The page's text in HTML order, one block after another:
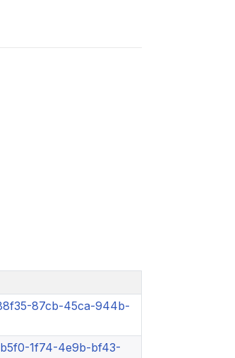
87cb-45ca-944b-
1f74-4e9b-bf43-